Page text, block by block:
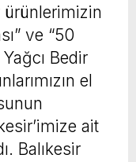
ve “50
Bedir
el
ait
Balıkesir